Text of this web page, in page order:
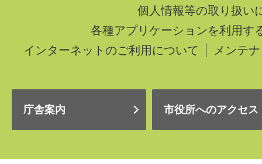
個人情報等の取り扱い
各種アプリケーションを利用す
インターネットのご利用について
メンテ
庁舎案内 市役所へのアクセス